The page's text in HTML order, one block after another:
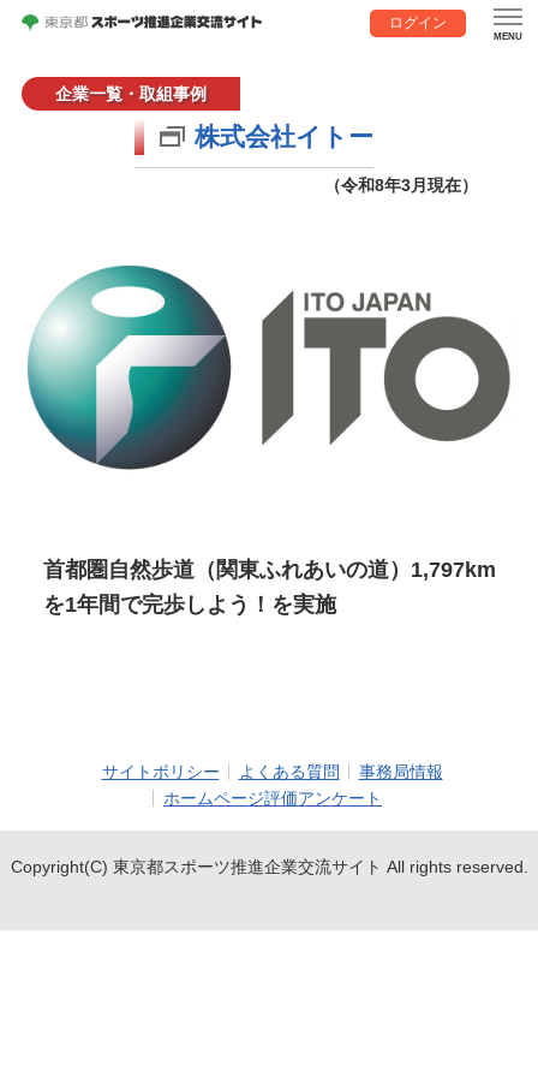
ログイン
企業一覧・取組事例
株式会社イトー
（令和8年3月現在）
首都圏自然歩道（関東ふれあいの道）1,797km
を1年間で完歩しよう！を実施
サイトポリシー よくある質問
事務局情報
ホームページ評価アンケート
Copyright(C) 東京都スポーツ推進企業交流サイト All rights reserved.